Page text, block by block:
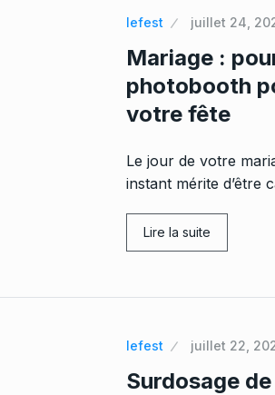
lefest juillet 24,
Mariage :
photobooth
votre fête
Le jour de votre
instant mérite d’être
Lire la suite
lefest juillet 22,
Surdosage